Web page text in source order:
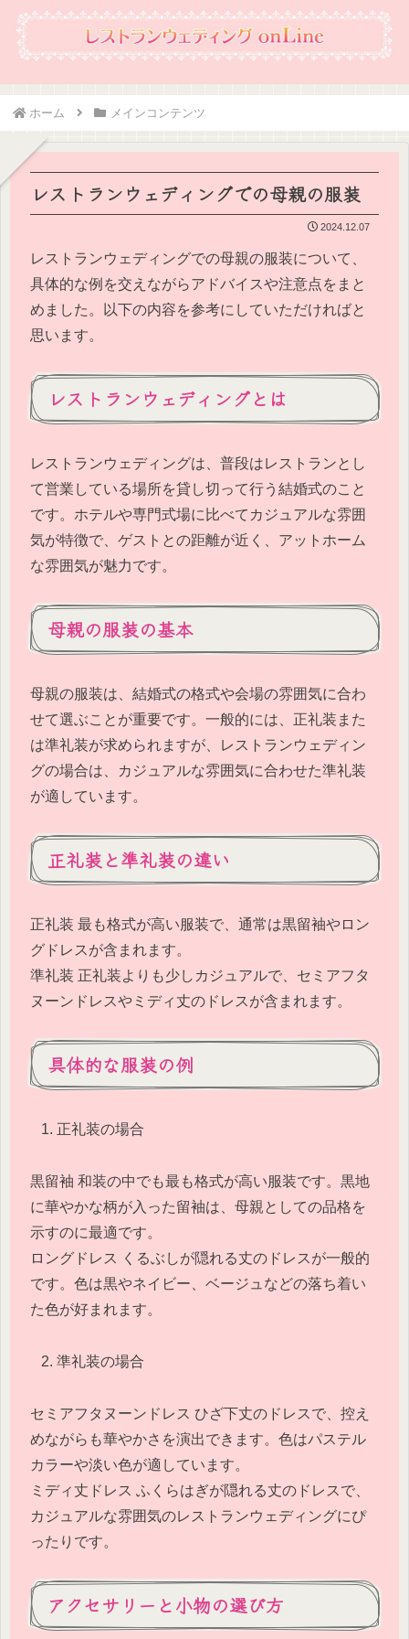
ホーム メインコンテンツ
レストランウェディングでの母親の服装
2024.12.07
レストランウェディングでの母親の服装について、
具体的な例を交えながらアドバイスや注意点をまと
めました。以下の内容を参考にしていただければと
思います。
レストランウェディングとは
レストランウェディングは、普段はレストランとし
て営業している場所を貸し切って行う結婚式のこと
です。ホテルや専門式場に比べてカジュアルな雰囲
気が特徴で、ゲストとの距離が近く、アットホーム
な雰囲気が魅力です。
母親の服装の基本
母親の服装は、結婚式の格式や会場の雰囲気に合わ
せて選ぶことが重要です。一般的には、正礼装また
は準礼装が求められますが、レストランウェディン
グの場合は、カジュアルな雰囲気に合わせた準礼装
が適しています。
正礼装と準礼装の違い
正礼装 最も格式が高い服装で、通常は黒留袖やロン
グドレスが含まれます。
準礼装 正礼装よりも少しカジュアルで、セミアフタ
ヌーンドレスやミディ丈のドレスが含まれます。
具体的な服装の例
正礼装の場合
黒留袖 和装の中でも最も格式が高い服装です。黒地
に華やかな柄が入った留袖は、母親としての品格を
示すのに最適です。
ロングドレス くるぶしが隠れる丈のドレスが一般的
です。色は黒やネイビー、ベージュなどの落ち着い
た色が好まれます。
準礼装の場合
セミアフタヌーンドレス ひざ下丈のドレスで、控え
めながらも華やかさを演出できます。色はパステル
カラーや淡い色が適しています。
ミディ丈ドレス ふくらはぎが隠れる丈のドレスで、
カジュアルな雰囲気のレストランウェディングにぴ
ったりです。
アクセサリーと小物の選び方